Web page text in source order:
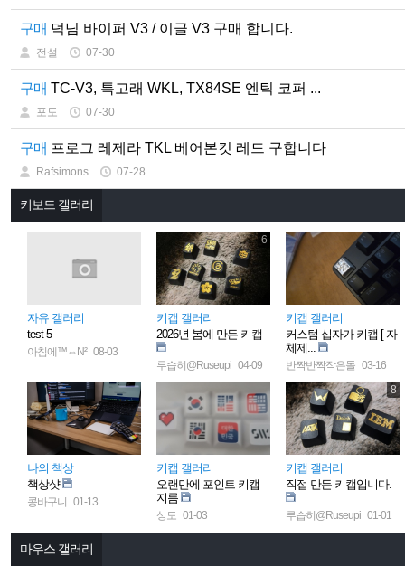
구매 덕님 바이퍼 V3 / 이글 V3 구매 합니다.
전설 07-30
구매 TC-V3, 특고래 WKL, TX84SE 엔틱 코퍼 ...
포도 07-30
구매 프로그 레제라 TKL 베어본킷 레드 구합니다
Rafsimons 07-28
키보드 갤러리
자유 갤러리
test 5
아침에™⇔N² 08-03
6
키캡 갤러리
2026년 봄에 만든 키캡
루습히@Ruseupi 04-09
키캡 갤러리
커스텀 십자가 키캡 [ 자
체제...
반짝반짝작은돌 03-16
나의 책상
책상샷
콩바구니 01-13
키캡 갤러리
오랜만에 포인트 키캡
지름
상도 01-03
8
키캡 갤러리
직접 만든 키캡입니다.
루습히@Ruseupi 01-01
마우스 갤러리